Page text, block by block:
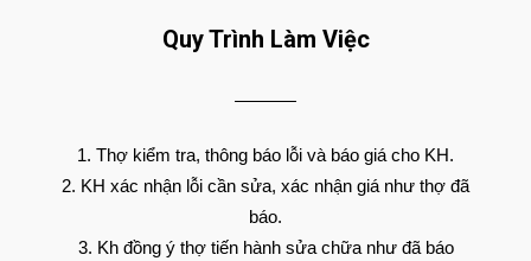
Quy Trình Làm Việc
Thợ kiểm tra, thông báo lỗi và báo giá cho KH.
KH xác nhận lỗi cần sửa, xác nhận giá như thợ đã
báo.
Kh đồng ý thợ tiến hành sửa chữa như đã báo